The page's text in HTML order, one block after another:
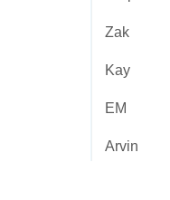
Zak
Kay
EM
Arvin